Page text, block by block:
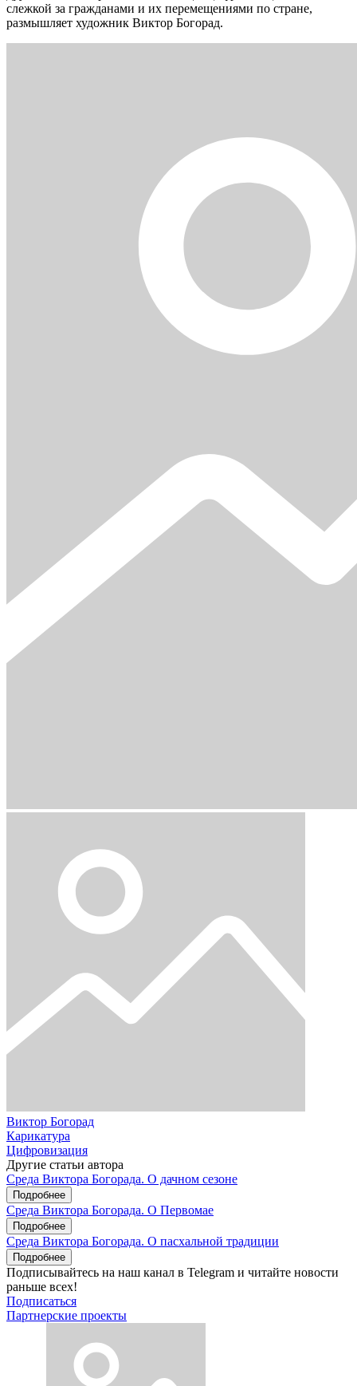
слежкой за гражданами и их перемещениями по стране,
размышляет художник Виктор Богорад.
Виктор Богорад
Карикатура
Цифровизация
Другие статьи автора
Среда Виктора Богорада. О дачном сезоне
Подробнее
Среда Виктора Богорада. О Первомае
Подробнее
Среда Виктора Богорада. О пасхальной традиции
Подробнее
Подписывайтесь на наш канал в Telegram и читайте новости
раньше всех!
Подписаться
Партнерские проекты